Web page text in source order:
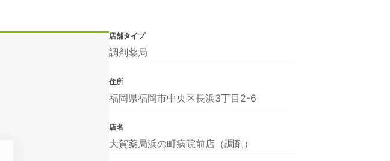
店舗タイプ
調剤薬局
住所
福岡県福岡市中央区長浜3丁目2-6
店名
大賀薬局浜の町病院前店（調剤）